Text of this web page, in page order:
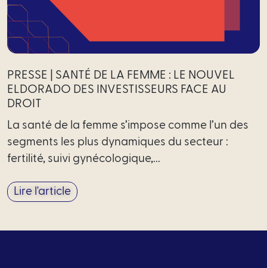
PRESSE | SANTÉ DE LA FEMME : LE NOUVEL
ELDORADO DES INVESTISSEURS FACE AU
DROIT
La santé de la femme s’impose comme l’un des
segments les plus dynamiques du secteur :
fertilité, suivi gynécologique,...
Lire l'article